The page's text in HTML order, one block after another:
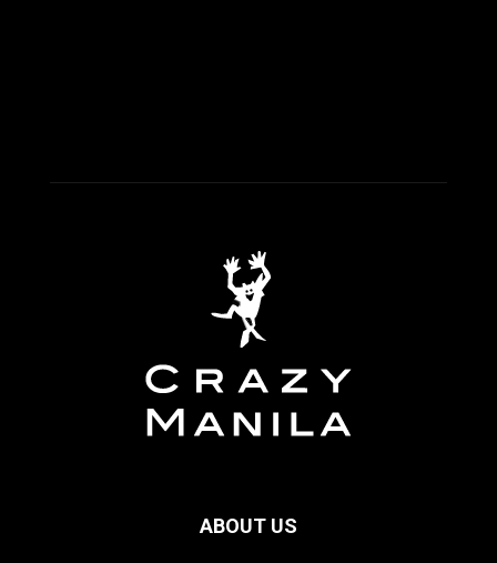
ABOUT US